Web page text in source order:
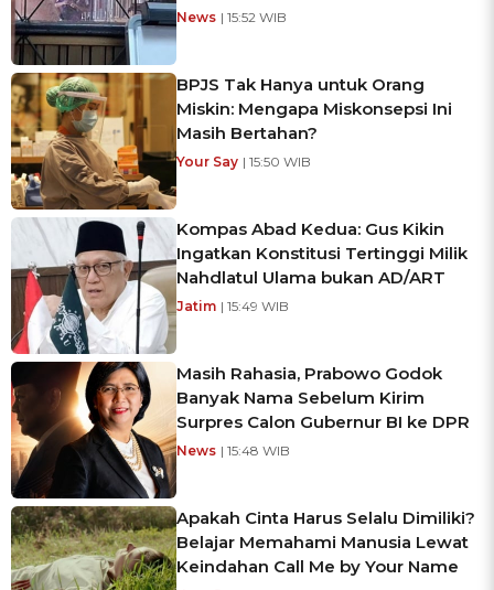
News | 15:52 WIB
BPJS Tak Hanya untuk Orang
Miskin: Mengapa Miskonsepsi Ini
Masih Bertahan?
Your Say | 15:50 WIB
Kompas Abad Kedua: Gus Kikin
Ingatkan Konstitusi Tertinggi Milik
Nahdlatul Ulama bukan AD/ART
Jatim | 15:49 WIB
Masih Rahasia, Prabowo Godok
Banyak Nama Sebelum Kirim
Surpres Calon Gubernur BI ke DPR
News | 15:48 WIB
Apakah Cinta Harus Selalu Dimiliki?
Belajar Memahami Manusia Lewat
Keindahan Call Me by Your Name